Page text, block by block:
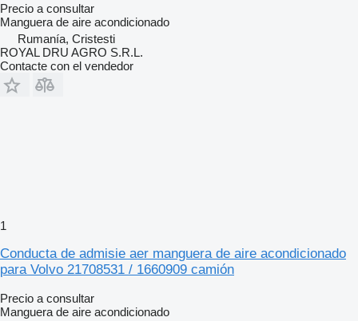
Precio a consultar
Manguera de aire acondicionado
Rumanía, Cristesti
ROYAL DRU AGRO S.R.L.
Contacte con el vendedor
1
Conducta de admisie aer manguera de aire acondicionado
para Volvo 21708531 / 1660909 camión
Precio a consultar
Manguera de aire acondicionado